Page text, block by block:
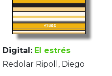
Digital: El estrés
Redolar Ripoll, Diego